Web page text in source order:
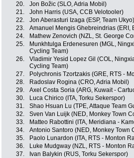
20.
Jon Božic (SLO, Adria Mobil)
21.
John Harris (USA, CCB Velotooler)
22.
Jon Aberasturi Izaga (ESP, Team Ukyo)
23.
Amanuel Mengis Ghebreindrias (ERI,
24.
Mathew Zenovich (NZL, St. George
25.
Munkhtulga Erdenesuren (MGL,
Cycling Team)
26.
Vladimir Yesid Lopez Gil (COL,
Cycling Team)
27. Polychronis Tzortzakis (GRE, RTS -
28.
Radoslav Rogina (CRO, Adria Mobil)
29.
Axel Costa Soria (ARG, Kuwait -
30.
Luca Chirico (ITA, Torku Sekerspor)
31.
Shao Hsuan Lu (TPE, Attaque Team
32.
Sven Van Luijk (NED, Monkey Town
33.
Matteo Rabottini (ITA, Meridiana -
34.
Antonio Santoro (NED, Monkey Town
35.
Paolo Lunardon (ITA, RTS - Monton
36.
Luke Mudgway (NZL, RTS - Monton
37.
Ivan Balykin (RUS, Torku Sekerspor)
Newsletter: